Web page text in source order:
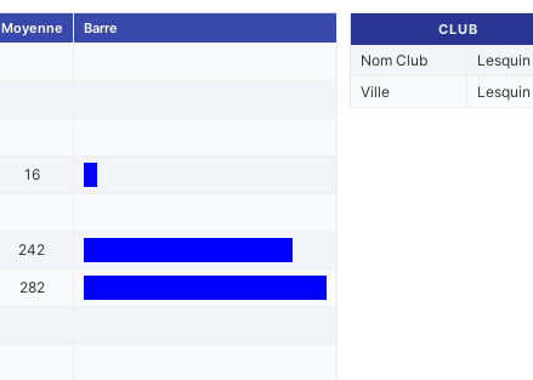
Moyenne Barre
16
242
282
CLUB
Nom Club
Lesquin
Ville
Lesquin